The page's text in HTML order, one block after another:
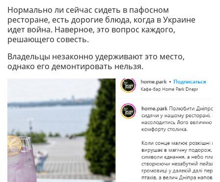
Нормально ли сейчас сидеть в пафосном
ресторане, есть дорогие блюда, когда в Украине
идет война. Наверное, это вопрос каждого,
решающего совесть.
Владельцы незаконно удерживают это место,
однако его демонтировать нельзя.